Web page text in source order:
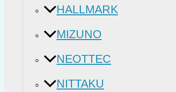
HALLMARK
MIZUNO
NEOTTEC
NITTAKU